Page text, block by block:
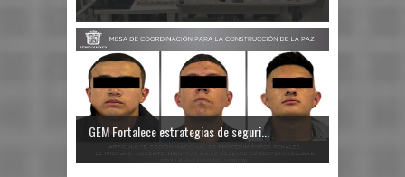
GEM Fortalece estrategias de seguri...